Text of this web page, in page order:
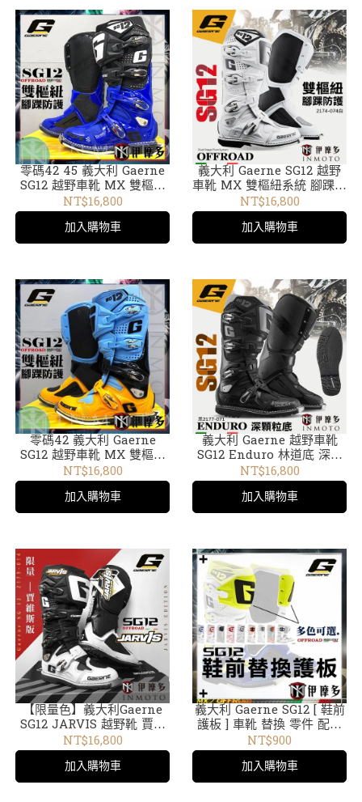
零碼42 45 義大利 Gaerne
SG12 越野車靴 MX 雙樞紐
系統 腳踝防護 2174-073 藍
黑19
NT$16,800
加入購物車
義大利 Gaerne SG12 越野
車靴 MX 雙樞紐系統 腳踝防
護 2174-074白 20
NT$16,800
加入購物車
零碼42 義大利 Gaerne
SG12 越野車靴 MX 雙樞紐
系統 腳踝防護 特別色 藍黑
橘 2174-065
NT$16,800
加入購物車
義大利 Gaerne 越野車靴
SG12 Enduro 林道底 深鞋
底紋 耐力賽 黑2177-071
NT$16,800
加入購物車
【限量色】義大利Gaerne
SG12 JARVIS 越野靴 賈維
斯版 顆粒鞋底 極限耐力賽
2179-014白黑
NT$16,800
加入購物車
義大利 Gaerne SG12 [ 鞋前
護板 ] 車靴 替換 零件 配件
多色可選 4501 車靴配件
NT$900
加入購物車